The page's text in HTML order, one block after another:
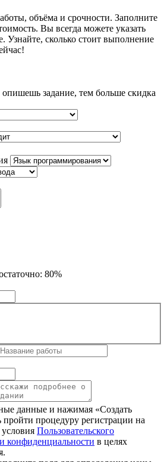
объёма и срочности. Заполните
Вы всегда можете указать
Узнайте, сколько стоит выполнение
задание, тем больше скидка
80%
данные и нажимая «Создать
пройти процедуру регистрации на
Пользовательского
конфиденциальности в целях